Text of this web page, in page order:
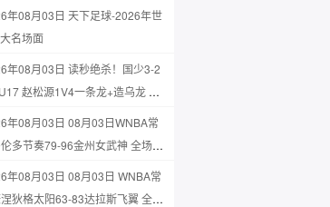
年08月03日 天下足球-2026年世
名场面
年08月03日 读秒绝杀！国少3-2
赵松源1V4一条龙+造乌龙 程
年08月03日 08月03日WNBA常
多节奏79-96金州女武神 全场集
年08月03日 08月03日 WNBA常
狄格太阳63-83达拉斯飞翼 全场